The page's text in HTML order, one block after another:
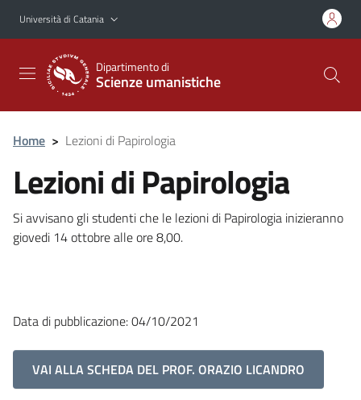
Vai al contenuto principale
Vai al menu di navigazione
Università di Catania
Dipartimento di
Scienze umanistiche
Home > Lezioni di Papirologia
Lezioni di Papirologia
Si avvisano gli studenti che le lezioni di Papirologia inizieranno
giovedi 14 ottobre alle ore 8,00.
Data di pubblicazione: 04/10/2021
VAI ALLA SCHEDA DEL PROF. ORAZIO LICANDRO